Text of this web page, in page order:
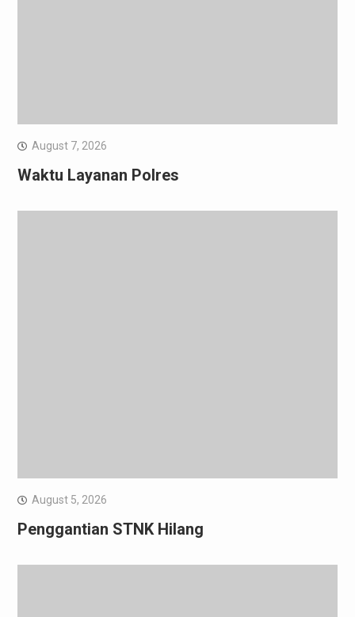
August 7, 2026
Waktu Layanan Polres
August 5, 2026
Penggantian STNK Hilang